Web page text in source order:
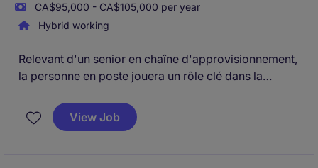
CA$95,000 - CA$105,000 per year
Hybrid working
Relevant d'un senior en chaîne d'approvisionnement,
la personne en poste jouera un rôle clé dans la
processus. Elle collaborera étroitement avec les
équipes Ventes, Opérations, Approvisionnement et
View Job